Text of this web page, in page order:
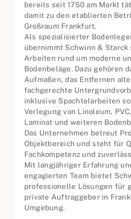
bereits seit 1750 am Markt
damit zu den etablierten
Großraum Frankfurt.
Als spezialisierter
übernimmt Schwinn & Starck
Arbeiten rund um moderne
Bodenbeläge. Dazu gehören
Aufmaßen, das Entfernen
fachgerechte
inklusive Spachtelarbeiten
Verlegung von Linoleum,
Laminat und weiteren
Das Unternehmen betreut
Objektbereich und steht für
Fachkompetenz und
Mit langjähriger Erfahrung
engagierten Team bietet
professionelle Lösungen für
private Auftraggeber in
Umgebung.